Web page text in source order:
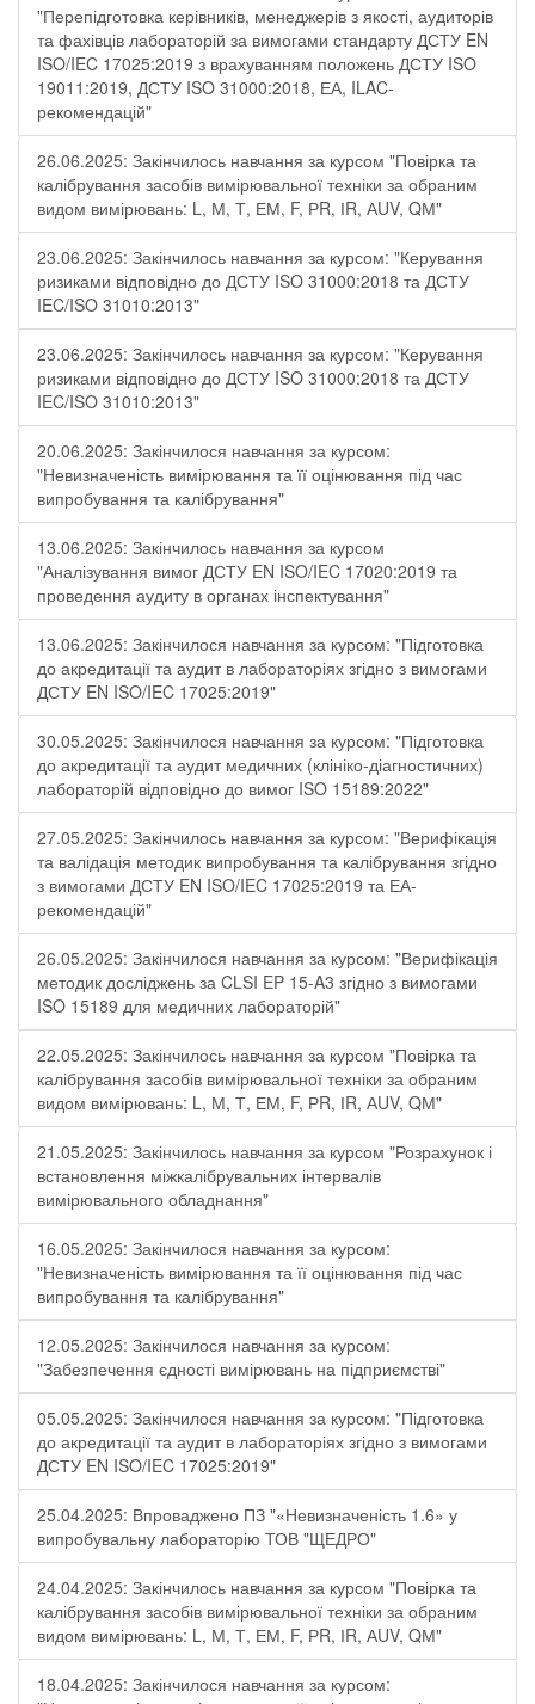
"Перепідготовка керівників, менеджерів з якості, аудиторів
та фахівців лабораторій за вимогами стандарту ДСТУ EN
ISO/IEC 17025:2019 з врахуванням положень ДСТУ ISO
19011:2019, ДСТУ ISO 31000:2018, ЕА, ILAC-
рекомендацій"
26.06.2025: Закінчилось навчання за курсом "Повірка та
калібрування засобів вимірювальної техніки за обраним
видом вимірювань: L, М, Т, ЕМ, F, РR, ІR, АUV, QМ"
23.06.2025: Закінчилось навчання за курсом: "Керування
ризиками відповідно до ДСТУ ISO 31000:2018 та ДСТУ
IEC/ISO 31010:2013"
23.06.2025: Закінчилось навчання за курсом: "Керування
ризиками відповідно до ДСТУ ISO 31000:2018 та ДСТУ
IEC/ISO 31010:2013"
20.06.2025: Закінчилося навчання за курсом:
"Невизначеність вимірювання та її оцінювання під час
випробування та калібрування"
13.06.2025: Закінчилось навчання за курсом
"Аналізування вимог ДСТУ EN ISO/IEC 17020:2019 та
проведення аудиту в органах інспектування"
13.06.2025: Закінчилося навчання за курсом: "Підготовка
до акредитації та аудит в лабораторіях згідно з вимогами
ДСТУ EN ISO/IEC 17025:2019"
30.05.2025: Закінчилося навчання за курсом: "Підготовка
до акредитації та аудит медичних (клініко-діагностичних)
лабораторій відповідно до вимог ISO 15189:2022"
27.05.2025: Закінчилось навчання за курсом: "Верифікація
та валідація методик випробування та калібрування згідно
з вимогами ДСТУ EN ISO/IEC 17025:2019 та ЕА-
рекомендацій"
26.05.2025: Закінчилося навчання за курсом: "Верифікація
методик досліджень за CLSI EP 15-A3 згідно з вимогами
ISO 15189 для медичних лабораторій"
22.05.2025: Закінчилось навчання за курсом "Повірка та
калібрування засобів вимірювальної техніки за обраним
видом вимірювань: L, М, Т, ЕМ, F, РR, ІR, АUV, QМ"
21.05.2025: Закінчилось навчання за курсом "Розрахунок і
встановлення міжкалібрувальних інтервалів
вимірювального обладнання"
16.05.2025: Закінчилося навчання за курсом:
"Невизначеність вимірювання та її оцінювання під час
випробування та калібрування"
12.05.2025: Закінчилося навчання за курсом:
"Забезпечення єдності вимірювань на підприємстві"
05.05.2025: Закінчилося навчання за курсом: "Підготовка
до акредитації та аудит в лабораторіях згідно з вимогами
ДСТУ EN ISO/IEC 17025:2019"
25.04.2025: Впроваджено ПЗ "«Невизначеність 1.6» у
випробувальну лабораторію ТОВ "ЩЕДРО"
24.04.2025: Закінчилось навчання за курсом "Повірка та
калібрування засобів вимірювальної техніки за обраним
видом вимірювань: L, М, Т, ЕМ, F, РR, ІR, АUV, QМ"
18.04.2025: Закінчилося навчання за курсом: